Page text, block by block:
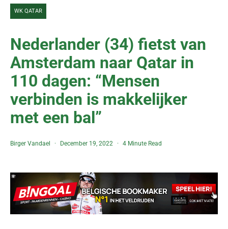
WK QATAR
Nederlander (34) fietst van
Amsterdam naar Qatar in
110 dagen: “Mensen
verbinden is makkelijker
met een bal”
Birger Vandael December 19, 2022 4 Minute Read